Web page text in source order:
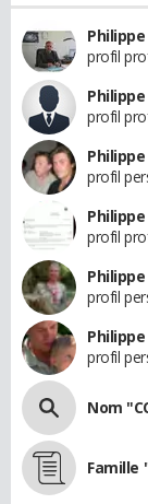
Philippe
profil
Philippe
profil
Philippe
profil
Philippe
profil
Philippe
profil
Philippe
profil
Nom
Famille